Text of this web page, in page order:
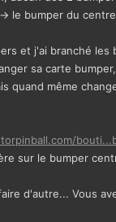
le bumper du
et j'ai branché
sa carte
quand même
sur le bumper
d'autre... Vous